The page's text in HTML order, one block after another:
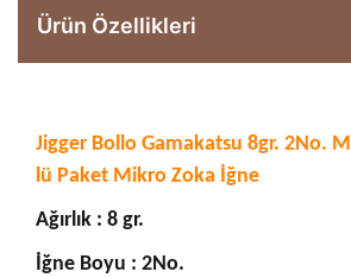
Ürün Özellikleri
Jigger Bollo Gamakatsu 8gr. 2No.
lü Paket Mikro Zoka İğne
Ağırlık : 8 gr.
İğne Boyu : 2No.